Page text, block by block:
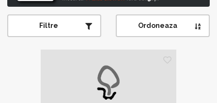
Filtre Ordoneaza